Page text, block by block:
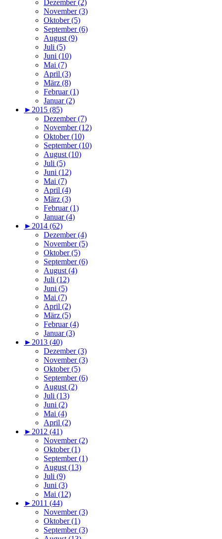
Dezember (2)
November (3)
Oktober (5)
September (6)
August (9)
Juli (5)
Juni (10)
Mai (7)
April (3)
März (8)
Februar (1)
Januar (2)
► 2015 (85)
Dezember (7)
November (12)
Oktober (10)
September (10)
August (10)
Juli (5)
Juni (12)
Mai (7)
April (4)
März (3)
Februar (1)
Januar (4)
► 2014 (62)
Dezember (4)
November (5)
Oktober (5)
September (6)
August (4)
Juli (12)
Juni (5)
Mai (7)
April (2)
März (5)
Februar (4)
Januar (3)
► 2013 (40)
Dezember (3)
November (3)
Oktober (5)
September (6)
August (2)
Juli (13)
Juni (2)
Mai (4)
April (2)
► 2012 (41)
November (2)
Oktober (1)
September (1)
August (13)
Juli (9)
Juni (3)
Mai (12)
► 2011 (44)
November (3)
Oktober (1)
September (3)